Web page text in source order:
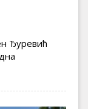
Ђуревић